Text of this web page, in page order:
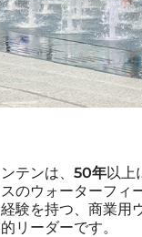
テンは、50年以上
のウォーターフィ
験を持つ、商業用
リーダーです。